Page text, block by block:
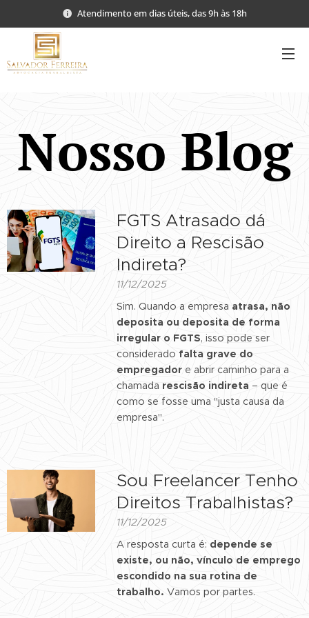
Atendimento em dias úteis, das 9h às 18h
Nosso Blog
FGTS Atrasado dá
Direito a Rescisão
Indireta?
11/12/2025
Sim. Quando a empresa atrasa, não
deposita ou deposita de forma
irregular o FGTS, isso pode ser
considerado falta grave do
empregadore abrir caminho para a
chamada rescisão indireta – que é
como se fosse uma "justa causa da
empresa".
Sou Freelancer Tenho
Direitos Trabalhistas?
11/12/2025
A resposta curta é: depende se
existe, ou não, vínculo de emprego
escondido na sua rotina de
trabalho. Vamos por partes.